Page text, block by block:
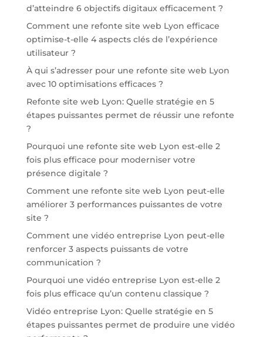
d’atteindre 6 objectifs digitaux efficacement ?
Comment une refonte site web Lyon efficace
optimise-t-elle 4 aspects clés de l’expérience
utilisateur ?
À qui s’adresser pour une refonte site web Lyon
avec 10 optimisations efficaces ?
Refonte site web Lyon: Quelle stratégie en 5
étapes puissantes permet de réussir une refonte
?
Pourquoi une refonte site web Lyon est-elle 2
fois plus efficace pour moderniser votre
présence digitale ?
Comment une refonte site web Lyon peut-elle
améliorer 3 performances puissantes de votre
site ?
Comment une vidéo entreprise Lyon peut-elle
renforcer 3 aspects puissants de votre
communication ?
Pourquoi une vidéo entreprise Lyon est-elle 2
fois plus efficace qu’un contenu classique ?
Vidéo entreprise Lyon: Quelle stratégie en 5
étapes puissantes permet de produire une vidéo